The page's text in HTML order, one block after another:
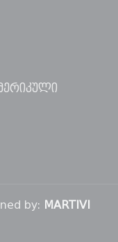
by: MARTIVI